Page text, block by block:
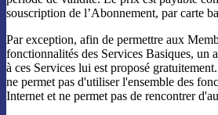
souscription de l’Abonnement, par carte
Par exception, afin de permettre aux
fonctionnalités des Services Basiques, un
à ces Services lui est proposé
ne permet pas d'utiliser l'ensemble des
Internet et ne permet pas de rencontrer